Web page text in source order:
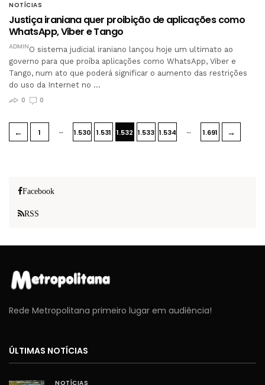
NOTÍCIAS
Justiça iraniana quer proibição de aplicações como
WhatsApp, Viber e Tango
ADMINO sistema judicial iraniano lançou hoje um ultimato ao
governo para que proíba aplicações como WhatsApp, Viber e
Tango, num ato que poderá significar o aumento das restrições
do uso da Internet no …
0
0
← 1 … 1.530 1.531 1.532 1.533 1.534 … 1.691 →
Facebook
RSS
Rede Metropolitana primeiro lugar em audiência!
ÚLTIMAS NOTÍCIAS
NOTÍCIAS